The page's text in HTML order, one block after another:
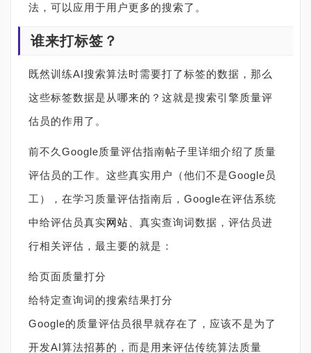
法，可以应用于用户更多的搜索了。
谁来打标签？
既然训练AI搜索算法时需要打了标签的数据，那么
这些标签数据是从哪来的？这就是搜索引擎质量评
估员的作用了。
前不久Google质量评估指南帖子里详细介绍了质量
评估员的工作。这些真实用户（他们不是Google员
工），在学习质量评估指南后，Google在评估系统
中给评估员真实网站 、真实查询词数据，评估员进
行相关评估，最主要的就是：
给页面质量打分
给特定查询词的搜索结果打分
Google的质量评估员很早就存在了，应该不是为了
开发AI算法招募的，而是用来评估传统算法质量